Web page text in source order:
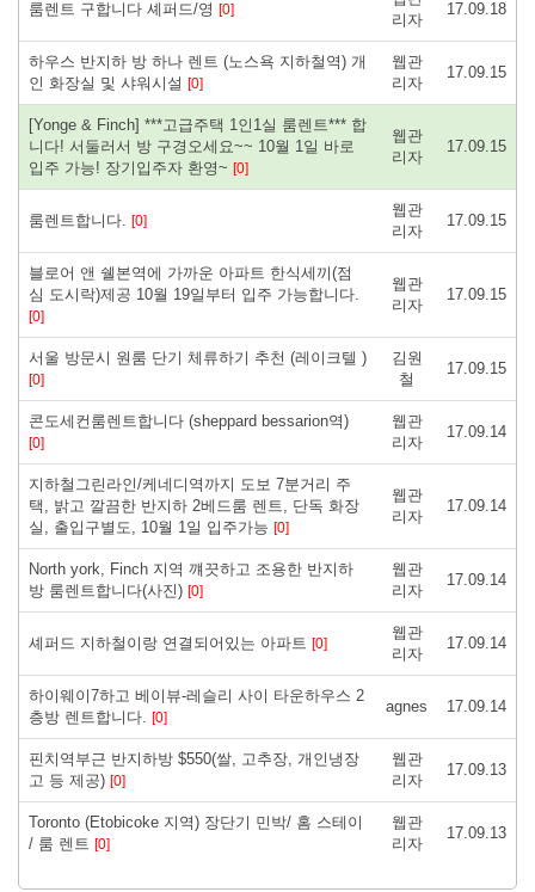
룸렌트 구합니다 셰퍼드/영 [0]
리자
17.09.18
하우스 반지하 방 하나 렌트 (노스욕 지하철역) 개
인 화장실 및 샤워시설 [0]
웹관
리자
17.09.15
[Yonge & Finch] ***고급주택 1인1실 룸렌트*** 합
니다! 서둘러서 방 구경오세요~~ 10월 1일 바로
입주 가능! 장기입주자 환영~ [0]
웹관
리자
17.09.15
룸렌트합니다. [0]
웹관
리자
17.09.15
블로어 앤 쉘본역에 가까운 아파트 한식세끼(점
심 도시락)제공 10월 19일부터 입주 가능합니다.
[0]
웹관
리자
17.09.15
서울 방문시 원룸 단기 체류하기 추천 (레이크텔 )
[0]
김원
철
17.09.15
콘도세컨룸렌트합니다 (sheppard bessarion역)
[0]
웹관
리자
17.09.14
지하철그린라인/케네디역까지 도보 7분거리 주
택, 밝고 깔끔한 반지하 2베드룸 렌트, 단독 화장
실, 출입구별도, 10월 1일 입주가능 [0]
웹관
리자
17.09.14
North york, Finch 지역 꺠끗하고 조용한 반지하
방 룸렌트합니다(사진) [0]
웹관
리자
17.09.14
셰퍼드 지하철이랑 연결되어있는 아파트 [0]
웹관
리자
17.09.14
하이웨이7하고 베이뷰-레슬리 사이 타운하우스 2
층방 렌트합니다. [0]
agnes 17.09.14
핀치역부근 반지하방 $550(쌀, 고추장, 개인냉장
고 등 제공) [0]
웹관
리자
17.09.13
Toronto (Etobicoke 지역) 장단기 민박/ 홈 스테이
/ 룸 렌트 [0]
웹관
리자
17.09.13